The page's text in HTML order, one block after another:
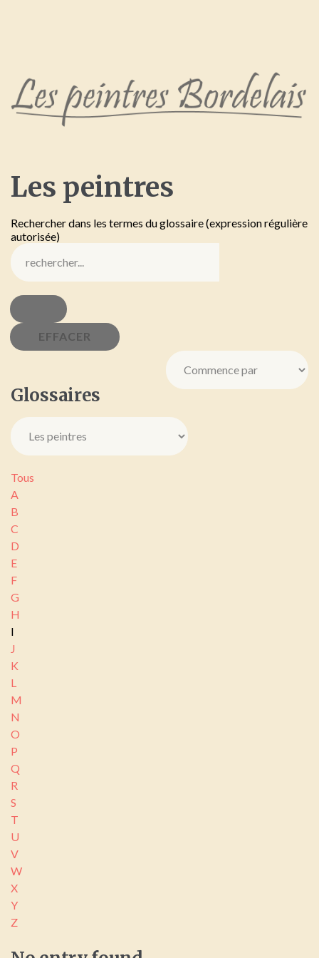
Les peintres
Rechercher dans les termes du glossaire (expression régulière
autorisée)
Glossaires
Tous
A
B
C
D
E
F
G
H
I
J
K
L
M
N
O
P
Q
R
S
T
U
V
W
X
Y
Z